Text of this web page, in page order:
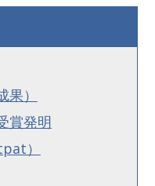
）
賞発明
）